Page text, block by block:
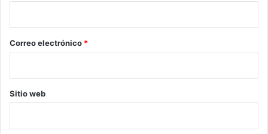
*
Correo electrónico *
Sitio web